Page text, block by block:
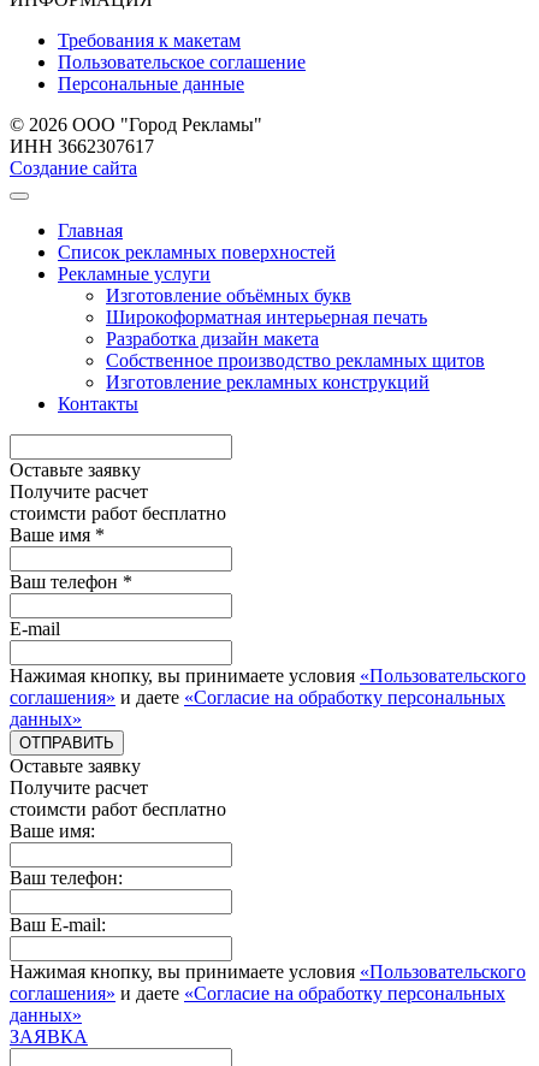
Требования к макетам
Пользовательское соглашение
Персональные данные
© 2026 ООО "Город Рекламы"
ИНН 3662307617
Создание сайта
Главная
Список рекламных поверхностей
Рекламные услуги
Изготовление объёмных букв
Широкоформатная интерьерная печать
Разработка дизайн макета
Собственное производство рекламных щитов
Изготовление рекламных конструкций
Контакты
Оставьте заявку
Получите расчет
стоимcти работ бесплатно
Ваше имя *
Ваш телефон *
E-mail
Нажимая кнопку, вы принимаете условия «Пользовательского
соглашения» и даете «Согласие на обработку персональных
данных»
ОТПРАВИТЬ
Оставьте заявку
Получите расчет
стоимcти работ бесплатно
Ваше имя:
Ваш телефон:
Ваш E-mail:
Нажимая кнопку, вы принимаете условия «Пользовательского
соглашения» и даете «Согласие на обработку персональных
данных»
ЗАЯВКА